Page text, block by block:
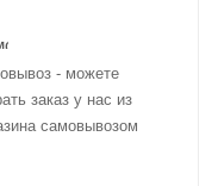
- можете
заказ у нас из
самовывозом